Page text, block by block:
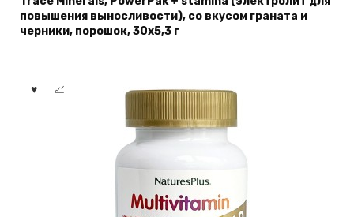
повышения выносливости), со вкусом граната и
черники, порошок, 30х5,3 г